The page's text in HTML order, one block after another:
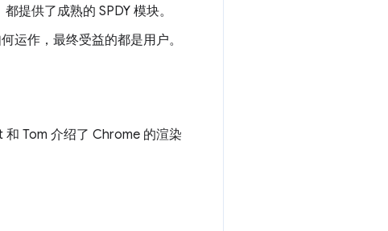
提供了成熟的 SPDY 模块。
运作，最终受益的都是用户。
Tom 介绍了 Chrome 的渲染